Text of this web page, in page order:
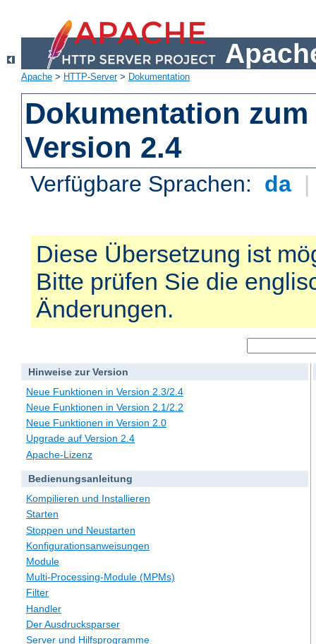
Apache > HTTP-Server> Dokumentation
Dokumentation zum
Version 2.4
Verfügbare Sprachen: da |
Diese Übersetzung ist
Bitte prüfen Sie die
Änderungen.
Hinweise zur Version
Neue Funktionen in Version 2.3/2.4
Neue Funktionen in Version 2.1/2.2
Neue Funktionen in Version 2.0
Upgrade auf Version 2.4
Apache-Lizenz
Bedienungsanleitung
Kompilieren und Installieren
Starten
Stoppen und Neustarten
Konfigurationsanweisungen
Module
Multi-Processing-Module (MPMs)
Filter
Handler
Der Ausdrucksparser
Server und Hilfsprogramme